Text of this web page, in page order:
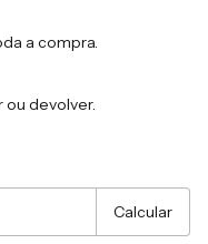
a compra.
ou devolver.
Calcular